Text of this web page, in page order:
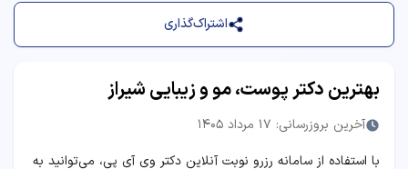
اشتراک‌گذاری
بهترین دکتر پوست، مو و زیبایی شیراز
آخرین بروزرسانی: 17 مرداد 1405
با استفاده از سامانه رزرو نوبت آنلاین دکتر وی آی پی، می‌توانید به